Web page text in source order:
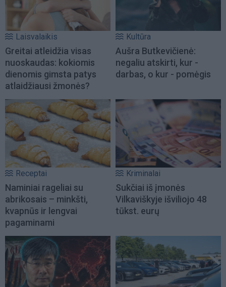
Laisvalaikis
Greitai atleidžia visas
nuoskaudas: kokiomis
dienomis gimsta patys
atlaidžiausi žmonės?
Kultūra
Aušra Butkevičienė:
negaliu atskirti, kur -
darbas, o kur - pomėgis
Receptai
Naminiai rageliai su
abrikosais – minkšti,
kvapnūs ir lengvai
pagaminami
Kriminalai
Sukčiai iš įmonės
Vilkaviškyje išviliojo 48
tūkst. eurų